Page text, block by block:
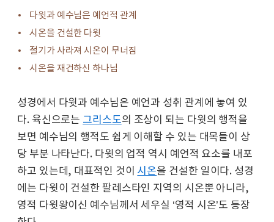
다윗과 예수님은 예언적 관계
시온을 건설한 다윗
절기가 사라져 시온이 무너짐
시온을 재건하신 하나님
성경에서 다윗과 예수님은 예언과 성취 관계에 놓여 있
다. 육신으로는 그리스도의 조상이 되는 다윗의 행적을
보면 예수님의 행적도 쉽게 이해할 수 있는 대목들이 상
당 부분 나타난다. 다윗의 업적 역시 예언적 요소를 내포
하고 있는데, 대표적인 것이 시온을 건설한 일이다. 성경
에는 다윗이 건설한 팔레스타인 지역의 시온뿐 아니라,
영적 다윗왕이신 예수님께서 세우실 ‘영적 시온’도 등장